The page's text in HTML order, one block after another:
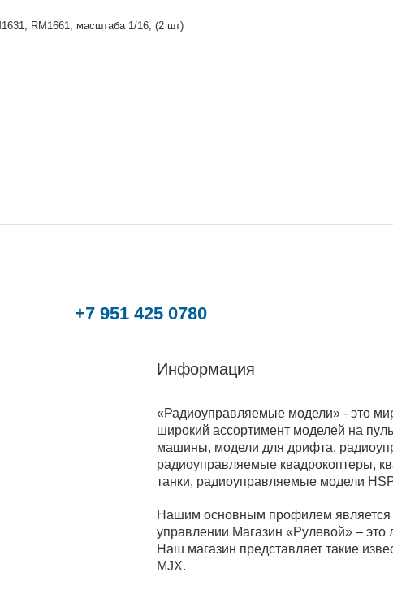
RM1661, масштаба 1/16, (2 шт)
+7 951 425 0780
Информация
«Радиоуправляемые модели» - это
широкий ассортимент моделей на
машины, модели для дрифта,
радиоуправляемые квадрокоптеры,
танки, радиоуправляемые модели
Нашим основным профилем является
управлении Магазин «Рулевой» –
Наш магазин представляет такие
MJX.